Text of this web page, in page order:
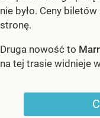
nie było. Ceny
stronę.
Druga nowość to
na tej trasie widnieje